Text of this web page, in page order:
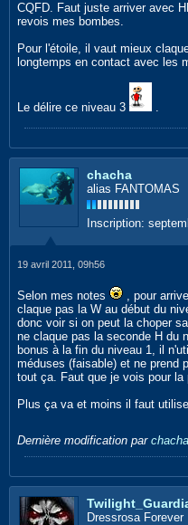
CQFD. Faut juste arriver avec
revois mes bombes.
Pour l'étoile, il vaut mieux
longtemps en contact avec les
Le délire ce niveau 3 .
chacha
alias FANTOMAS
Inscription:
19 avril 2011, 09h56
Selon mes notes
, pour
claque pas la W au début du
donc voir si on peut la choper
ne claque pas la seconde H du
bonus à la fin du niveau 1, il
méduses (faisable) et ne prend
tout ça. Faut que je vois pour la
Plus ça va et moins il faut
Dernière modification par chacha
Dressrosa Forever